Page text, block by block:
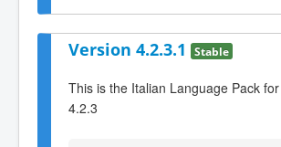
Version 4.2.3.1 Stable
This is the Italian Language Pack
4.2.3